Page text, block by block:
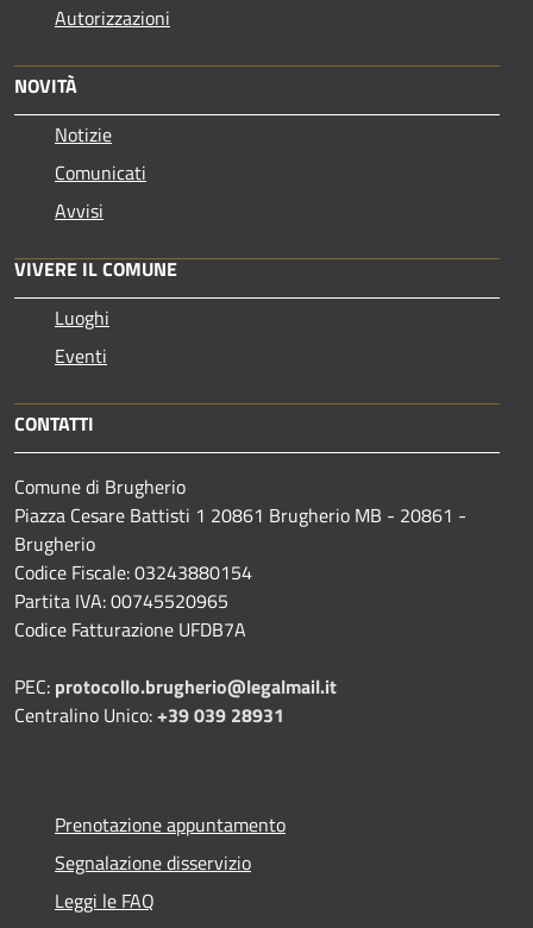
Autorizzazioni
NOVITÀ
Notizie
Comunicati
Avvisi
VIVERE IL COMUNE
Luoghi
Eventi
CONTATTI
Comune di Brugherio
Piazza Cesare Battisti 1 20861 Brugherio MB - 20861 -
Brugherio
Codice Fiscale: 03243880154
Partita IVA: 00745520965
Codice Fatturazione UFDB7A
PEC: protocollo.brugherio@legalmail.it
Centralino Unico:+39 039 28931
Prenotazione appuntamento
Segnalazione disservizio
Leggi le FAQ